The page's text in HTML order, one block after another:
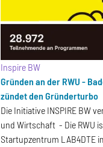
Inspire BW
Gründen an der RWU -
zündet den Gründerturbo
Die Initiative INSPIRE BW
und Wirtschaft - Die RWU
Startupzentrum LAB4DTE